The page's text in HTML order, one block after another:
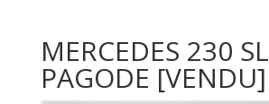
MERCEDES 230 SL
PAGODE [VENDU]